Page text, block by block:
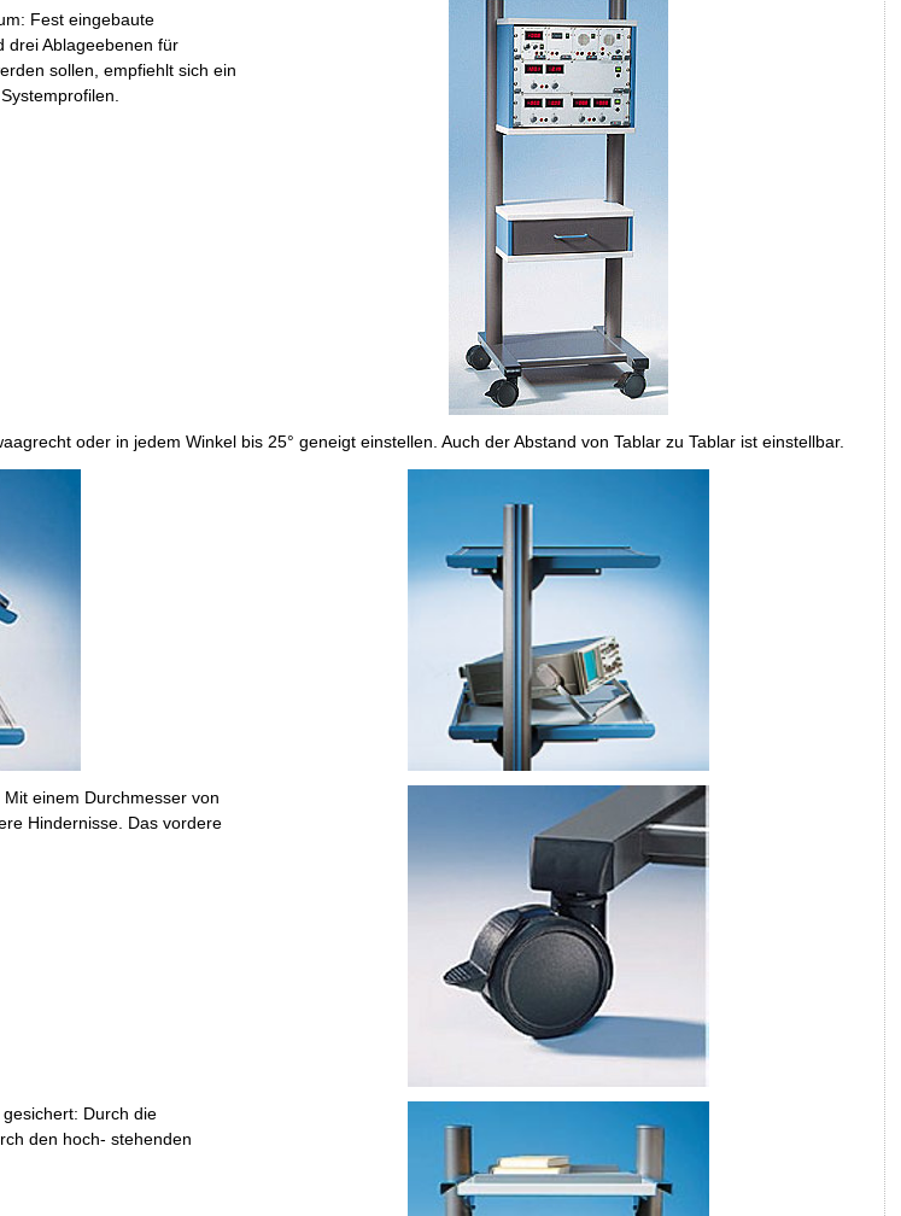
Fest eingebaute
drei Ablageebenen für
sollen, empfiehlt sich ein
oder in jedem Winkel bis 25° geneigt einstellen. Auch der Abstand von Tablar zu Tablar ist einstellbar.
einem Durchmesser von
Hindernisse. Das vordere
Durch die
den hoch- stehenden